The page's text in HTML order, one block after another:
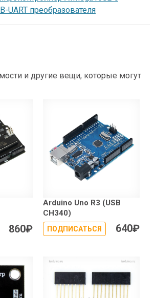
UART преобразователя
и другие вещи, которые могут
860₽
Arduino Uno R3 (USB
CH340)
ПОДПИСАТЬСЯ 640₽